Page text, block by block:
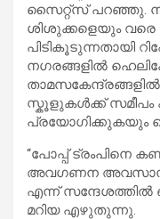
സൈറ്റ്സ് പറഞ്ഞു.
ശിശുക്കളെയും
പിടികൂടുന്നതായി
നഗരങ്ങളിൽ
സ്കൂളുകൾക്ക് സമീപം
പ്രയോഗിക്കുകയും
“പോപ്പ് ട്രംപിനെ
അവഗണന
എന്ന് സന്ദേശത്തിൽ
മറിയ എഴുതുന്നു.